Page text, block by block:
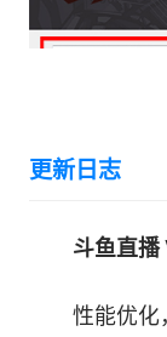
●单机热游
3.正在安装
更新日志
斗鱼直
性能优化